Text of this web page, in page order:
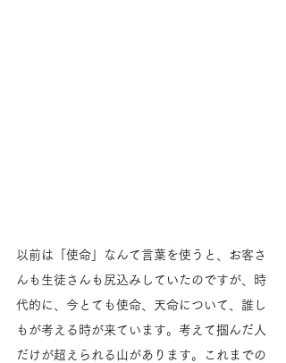
以前は「使命」なんて言葉を使うと、お客さ
んも生徒さんも尻込みしていたのですが、時
代的に、今とても使命、天命について、誰し
もが考える時が来ています。考えて掴んだ人
だけが超えられる山があります。これまでの